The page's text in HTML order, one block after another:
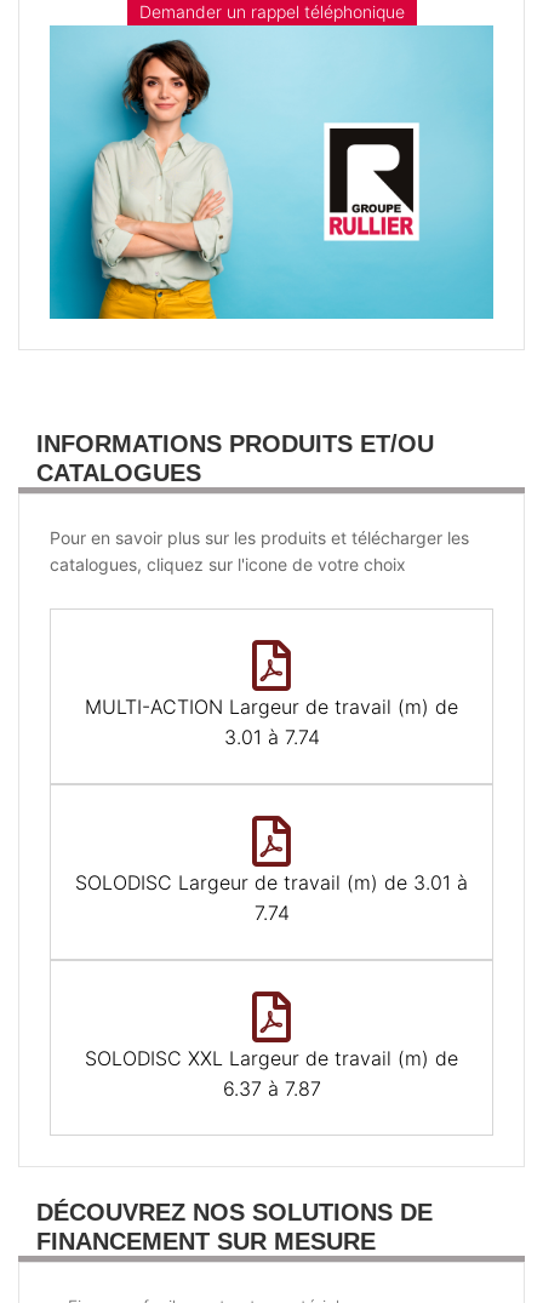
Demander un rappel téléphonique
INFORMATIONS PRODUITS ET/OU
CATALOGUES
Pour en savoir plus sur les produits et télécharger les
catalogues, cliquez sur l'icone de votre choix
MULTI-ACTION Largeur de travail (m) de
3.01 à 7.74
SOLODISC Largeur de travail (m) de 3.01 à
7.74
SOLODISC XXL Largeur de travail (m) de
6.37 à 7.87
DÉCOUVREZ NOS SOLUTIONS DE
FINANCEMENT SUR MESURE